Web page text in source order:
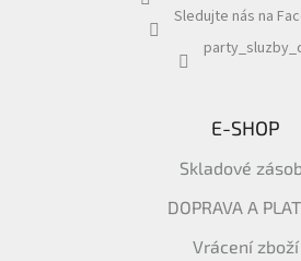
Sledujte nás na
E-SHOP
Skladové
DOPRAVA A
Vrácení zboží